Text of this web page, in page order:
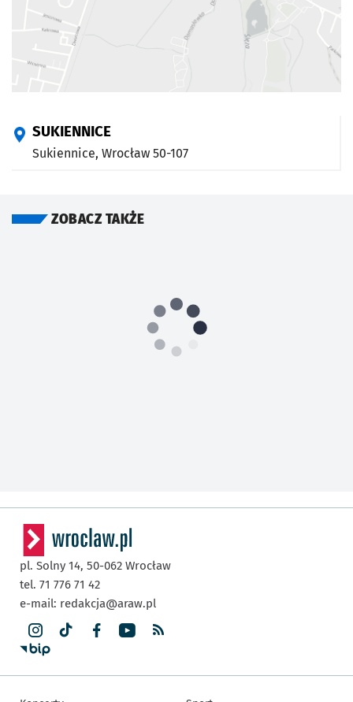
SUKIENNICE
Sukiennice, Wrocław 50-107
ZOBACZ TAKŻE
pl. Solny 14, 50-062 Wrocław
tel. 71 776 71 42
e-mail: redakcja@araw.pl